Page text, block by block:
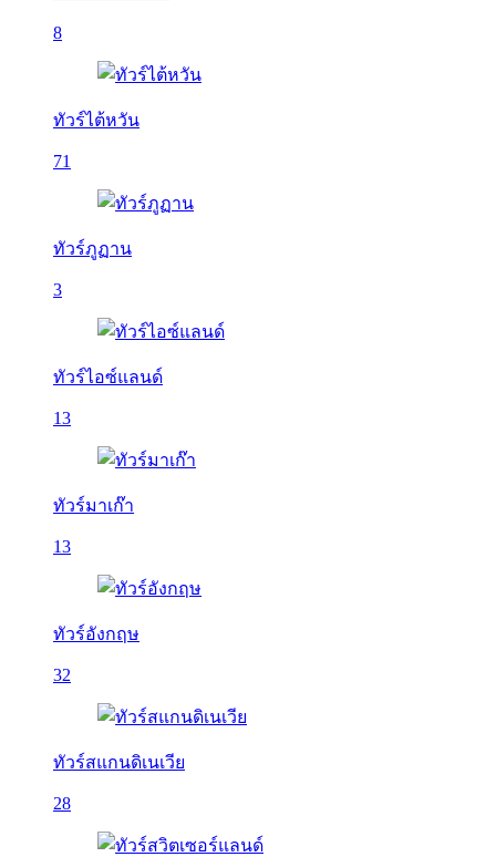
8
ทัวร์ไต้หวัน
71
ทัวร์ภูฏาน
3
ทัวร์ไอซ์แลนด์
13
ทัวร์มาเก๊า
13
ทัวร์อังกฤษ
32
ทัวร์สแกนดิเนเวีย
28